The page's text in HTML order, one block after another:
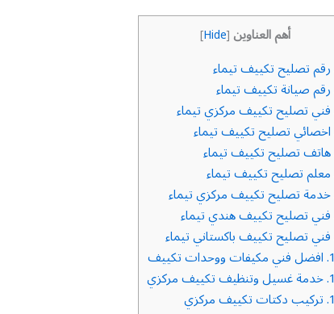
أهم العناوين [
Hide
]
رقم تصليح تكييف تيماء
رقم صيانة تكييف تيماء
فني تصليح تكييف مركزي تيماء
اخصائي تصليح تكييف تيماء
هاتف تصليح تكييف تيماء
معلم تصليح تكييف تيماء
خدمة تصليح تكييف مركزي تيماء
فني تصليح تكييف هندي تيماء
فني تصليح تكييف باكستاني تيماء
افضل فني مكيفات ووحدات تكييف
خدمة غسيل وتنظيف تكييف مركزي
تركيب دكتات تكييف مركزي